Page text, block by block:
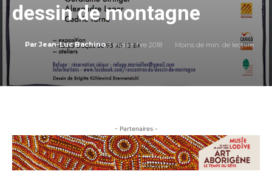
dessin de montagne
Par Jean-Luc Bachino 8 septembre 2018 Moins de min. de lecture
- Partenaires -